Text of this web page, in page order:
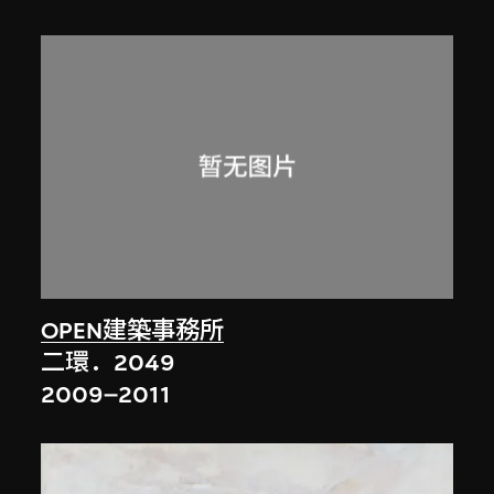
OPEN建築事務所
二環．2049
2009–2011